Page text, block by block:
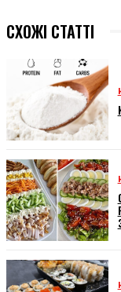
СХОЖІ СТАТТІ